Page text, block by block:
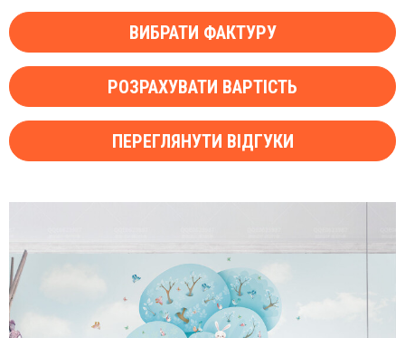
ВИБРАТИ ФАКТУРУ
РОЗРАХУВАТИ ВАРТІСТЬ
ПЕРЕГЛЯНУТИ ВІДГУКИ